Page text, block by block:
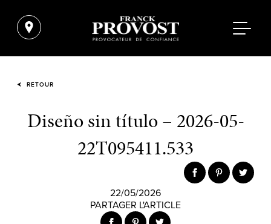
RETOUR
Diseño sin título – 2026-05-
22T095411.533
22/05/2026
PARTAGER L'ARTICLE